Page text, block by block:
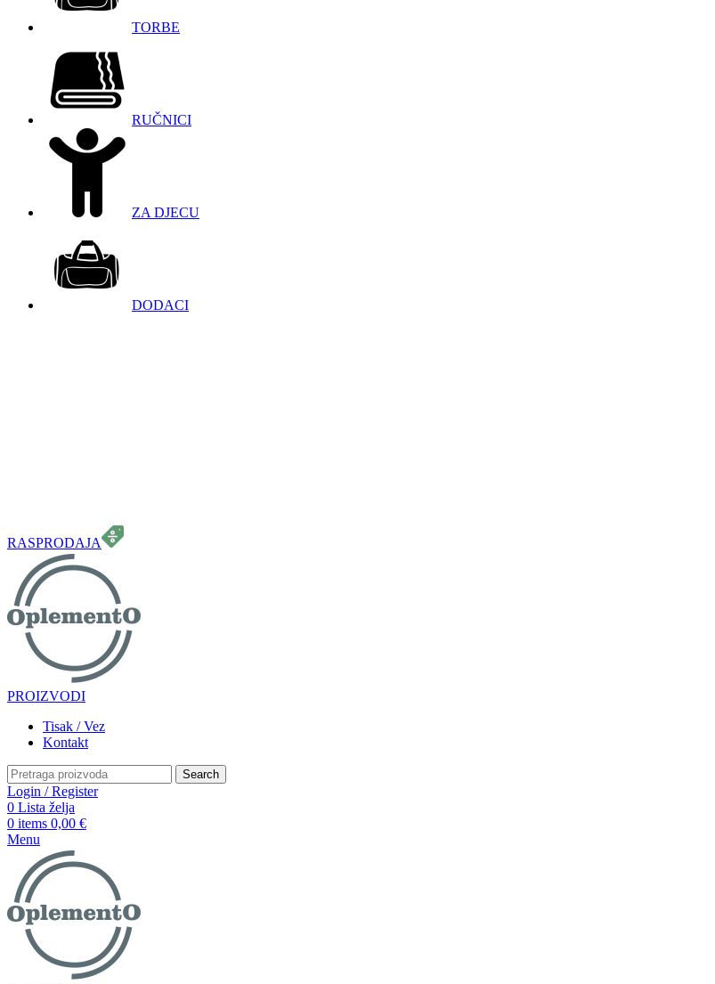
TORBE
RUČNICI
ZA DJECU
DODACI
RASPRODAJA
PROIZVODI
Tisak / Vez
Kontakt
Search
Login / Register
0 Lista želja
0 items 0,00 €
Menu